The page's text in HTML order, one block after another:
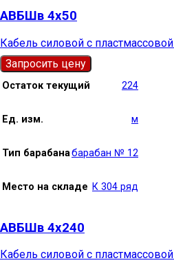
АВБШв 4х50
Кабель силовой с
Запросить цену
Остаток текущий 224
Ед. изм. м
Тип барабанабарабан № 12
Место на складе К 304 ряд
АВБШв 4х240
Кабель силовой с